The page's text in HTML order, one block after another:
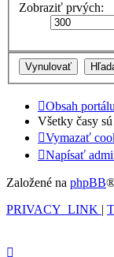
Zobraziť prvých:
Obsah portálu
Všetky časy
Vymazať
Napísať
Založené na phpBB
PRIVACY_LINK |